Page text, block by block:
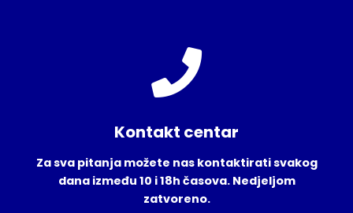
Kontakt centar
Za sva pitanja možete nas kontaktirati svakog
dana između 10 i 18h časova. Nedjeljom
zatvoreno.